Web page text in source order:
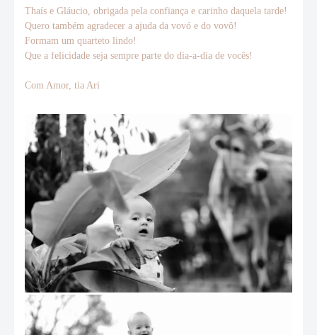
Thaís e Gláucio, obrigada pela confiança e carinho daquela tarde!
Quero também agradecer a ajuda da vovó e do vovô!
Formam um quarteto lindo!
Que a felicidade seja sempre parte do dia-a-dia de vocês!
Com Amor, tia Ari